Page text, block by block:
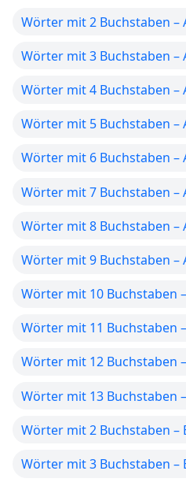
Wörter mit 2 Buchstaben –
Wörter mit 3 Buchstaben –
Wörter mit 4 Buchstaben –
Wörter mit 5 Buchstaben –
Wörter mit 6 Buchstaben –
Wörter mit 7 Buchstaben –
Wörter mit 8 Buchstaben –
Wörter mit 9 Buchstaben –
Wörter mit 10 Buchstaben
Wörter mit 11 Buchstaben
Wörter mit 12 Buchstaben
Wörter mit 13 Buchstaben
Wörter mit 2 Buchstaben –
Wörter mit 3 Buchstaben –